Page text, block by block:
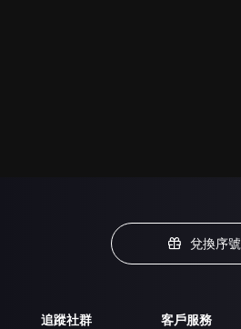
兌換序號
追蹤社群 客戶服務